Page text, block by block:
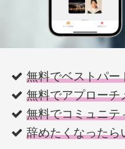
無料でベストパー
無料でアプローチ
無料でコミュニテ
辞めたくなったら